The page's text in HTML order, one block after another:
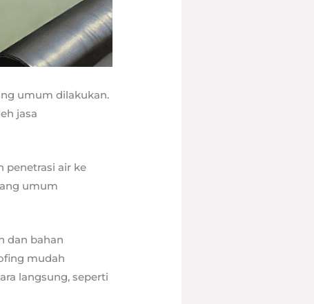
umum dilakukan.
jasa
penetrasi air ke
umum
dan bahan
mudah
langsung, seperti